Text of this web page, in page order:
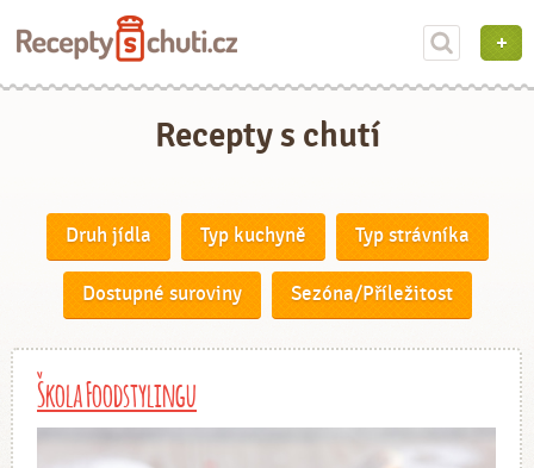
Recepty s chutí
Druh jídla Typ kuchyně Typ strávníka
Dostupné suroviny Sezóna/Příležitost
Škola Foodstylingu